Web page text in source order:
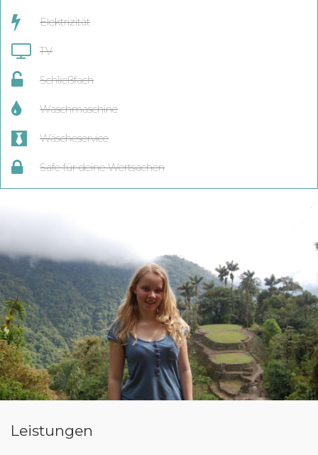
Elektrizität
TV
Schließfach
Waschmaschine
Wäscheservice
Safe für deine Wertsachen
Leistungen